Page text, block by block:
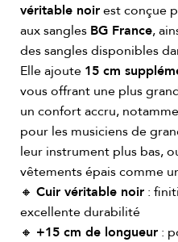
véritable noirest conçue
aux sangles BG France,
des sangles disponibles
Elle ajoute 15 cm
vous offrant une plus
un confort accru,
pour les musiciens de
leur instrument plus bas,
vêtements épais comme
🔸 Cuir véritable noir :
excellente durabilité
🔸 +15 cm de longueur :